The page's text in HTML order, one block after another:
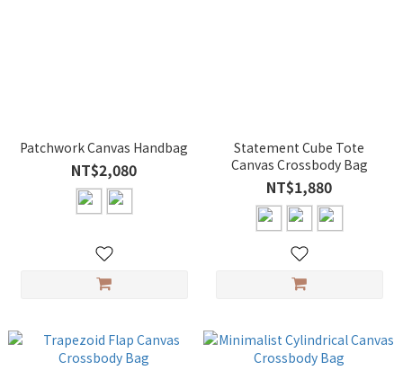
Patchwork Canvas Handbag
NT$2,080
Statement Cube Tote
Canvas Crossbody Bag
NT$1,880